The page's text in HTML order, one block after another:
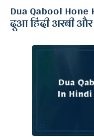
Dua Qabool
दुआ हिंदी अरबी